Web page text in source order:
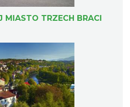
2026-09-05
MIASTO TRZECH BRACI